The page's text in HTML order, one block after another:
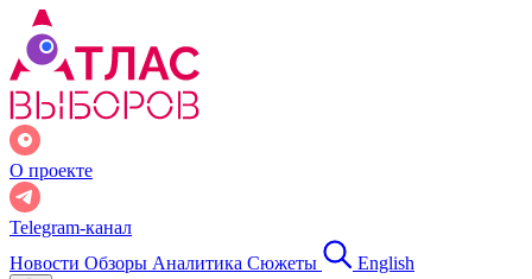
О проекте
Telegram-канал
Новости Обзоры Аналитика Сюжеты English